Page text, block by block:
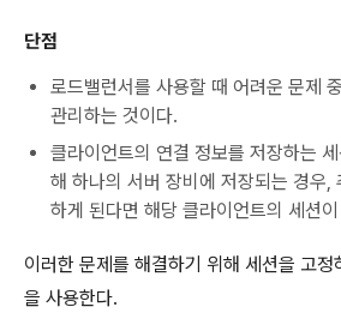
단점
로드밸런서를 사용할 때 어려운 문제
관리하는 것이다.
클라이언트의 연결 정보를 저장하는
해 하나의 서버 장비에 저장되는 경우,
하게 된다면 해당 클라이언트의 세션
이러한 문제를 해결하기 위해 세션을 고
을 사용한다.